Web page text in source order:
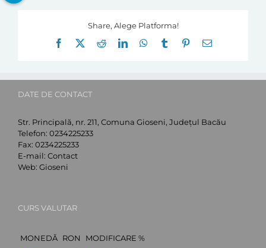
Share, Alege Platforma!
Facebook
RedditLinkedInWhatsApp
Tumblr Pinterest
E-
DATE DE CONTACT
Str. Principală, nr. 211, Comuna Gioseni, Județul Bacău
Telefon: 0234225233
Fax: 0234225233
E-mail: Contact
Web: Gioseni
CURS VALUTAR
MONEDĂ RON
MODIFICARE %